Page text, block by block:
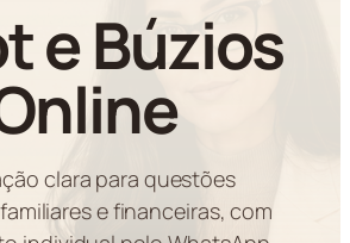
e Búzios
clara para questões
e financeiras, com